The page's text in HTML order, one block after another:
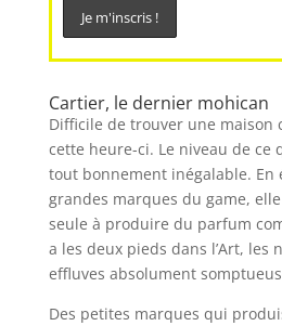
Cartier, le dernier mohican
Difficile de trouver une maison
cette heure-ci. Le niveau de ce
tout bonnement inégalable. En
grandes marques du game,
seule à produire du parfum
a les deux pieds dans l’Art, les
effluves absolument
Des petites marques qui